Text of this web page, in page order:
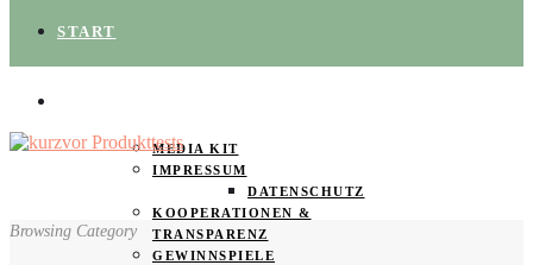
START
MEDIA KIT
IMPRESSUM
DATENSCHUTZ
KOOPERATIONEN &
TRANSPARENZ
GEWINNSPIELE
Browsing Category